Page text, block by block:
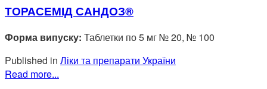
ТОРАСЕМІД САНДОЗ®
Форма випуску: Таблетки по 5 мг № 20, № 100
Published in Ліки та препарати України
Read more...